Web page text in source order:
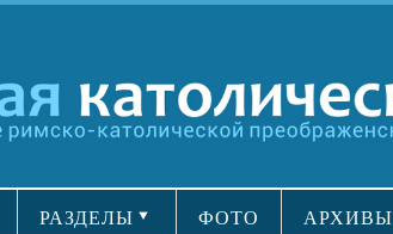
РАЗДЕЛЫ ФОТО АРХИВЫ